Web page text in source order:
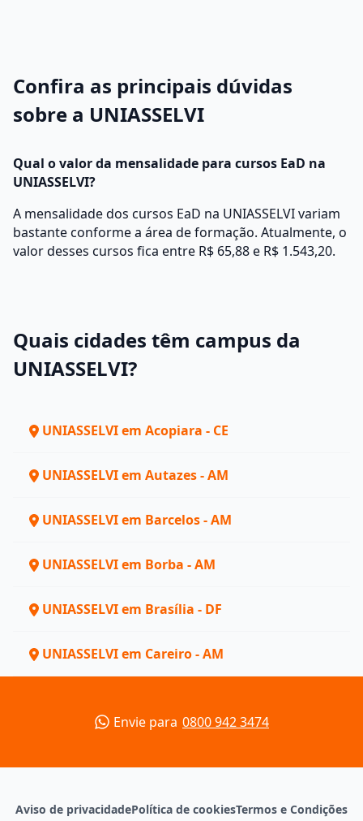
Confira as principais dúvidas
sobre a UNIASSELVI
Qual o valor da mensalidade para cursos EaD na
UNIASSELVI?
A mensalidade dos cursos EaD na UNIASSELVI variam
bastante conforme a área de formação. Atualmente, o
valor desses cursos fica entre R$ 65,88 e R$ 1.543,20.
Quais cidades têm campus da
UNIASSELVI?
UNIASSELVI em Acopiara - CE
UNIASSELVI em Autazes - AM
UNIASSELVI em Barcelos - AM
UNIASSELVI em Borba - AM
UNIASSELVI em Brasília - DF
UNIASSELVI em Careiro - AM
Envie para 0800 942 3474
Aviso de privacidadePolítica de cookiesTermos e Condições